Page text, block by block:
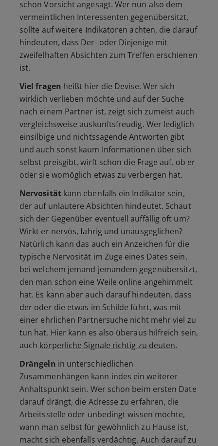
schon Vorsicht angesagt. Wer nun also dem
vermeintlichen Interessenten gegenübersitzt,
sollte auf weitere Indikatoren achten, die darauf
hindeuten, dass Der- oder Diejenige mit
zweifelhaften Absichten zum Treffen erschienen
ist.
Viel fragen heißt hier die Devise. Wer sich
wirklich verlieben möchte und auf der Suche
nach einem Partner ist, zeigt sich zumeist auch
vergleichsweise auskunftsfreudig. Wer lediglich
einsilbige und nichtssagende Antworten gibt
und auch sonst kaum Informationen über sich
selbst preisgibt, wirft schon die Frage auf, ob er
oder sie womöglich etwas zu verbergen hat.
Nervositätkann ebenfalls ein Indikator sein,
der auf unlautere Absichten hindeutet. Schaut
sich der Gegenüber eventuell auffällig oft um?
Wirkt er nervös, fahrig und unausgeglichen?
Natürlich kann das auch ein Anzeichen für die
typische Nervosität im Zuge eines Dates sein,
bei welchem jemand jemandem gegenübersitzt,
den man schon eine Weile online angehimmelt
hat. Es kann aber auch darauf hindeuten, dass
der oder die etwas im Schilde führt, was mit
einer ehrlichen Partnersuche nicht mehr viel zu
tun hat. Hier kann es also überaus hilfreich sein,
auch körperliche Signale richtig zu deuten.
Drängeln in unterschiedlichen
Zusammenhängen kann indes ein weiterer
Anhaltspunkt sein. Wer schon beim ersten Date
darauf drängt, die Adresse zu erfahren, die
Arbeitsstelle oder unbedingt wissen möchte,
wann man selbst für gewöhnlich zu Hause ist,
macht sich ebenfalls verdächtig. Auch darauf zu